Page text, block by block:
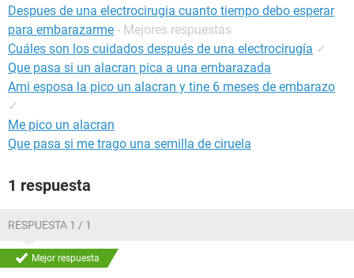
Despues de una electrocirugia cuanto tiempo debo esperar
para embarazarme - Mejores respuestas
Cuáles son los cuidados después de una electrocirugía ✓
Que pasa si un alacran pica a una embarazada
Ami esposa la pico un alacran y tine 6 meses de embarazo
✓
Me pico un alacran
Que pasa si me trago una semilla de ciruela
1 respuesta
RESPUESTA 1 / 1
Mejor respuesta